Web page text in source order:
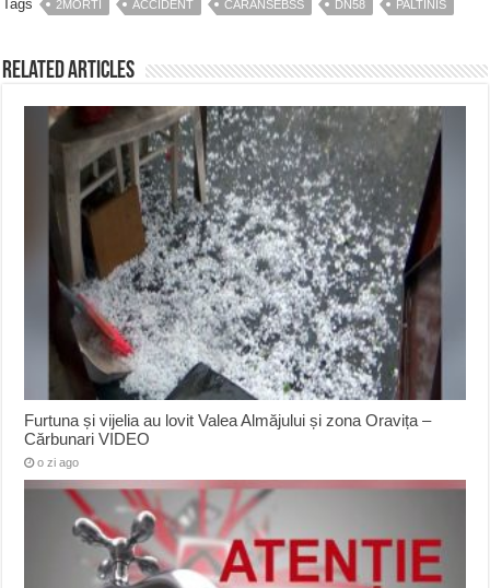
Tags 2MORTI ACCIDENT CARANSEBSS DN58 PALTINIS
Related Articles
Furtuna și vijelia au lovit Valea Almăjului și zona Oravița –
Cărbunari VIDEO
o zi ago